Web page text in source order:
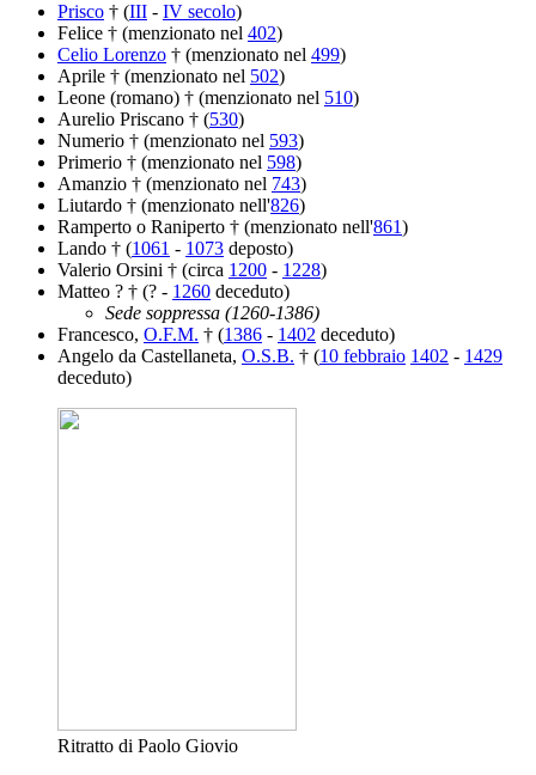
Prisco † (III - IV secolo)
Felice † (menzionato nel 402)
Celio Lorenzo † (menzionato nel 499)
Aprile † (menzionato nel 502)
Leone (romano) † (menzionato nel 510)
Aurelio Priscano † (530)
Numerio † (menzionato nel 593)
Primerio † (menzionato nel 598)
Amanzio † (menzionato nel 743)
Liutardo † (menzionato nell'826)
Ramperto o Raniperto † (menzionato nell'861)
Lando † (1061 - 1073 deposto)
Valerio Orsini † (circa 1200 - 1228)
Matteo ? † (? - 1260 deceduto)
Sede soppressa (1260-1386)
Francesco, O.F.M. † (1386 - 1402 deceduto)
Angelo da Castellaneta, O.S.B. † (10 febbraio 1402 - 1429
deceduto)
Ritratto di Paolo Giovio